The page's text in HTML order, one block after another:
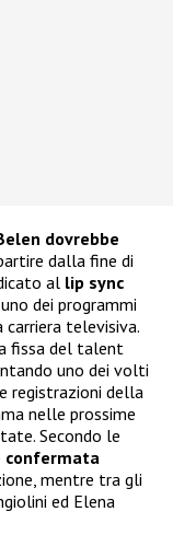
dovrebbe
dalla fine di
al lip sync
dei programmi
carriera televisiva.
fissa del talent
uno dei volti
registrazioni della
nelle prossime
Secondo le
confermata
mentre tra gli
ed Elena